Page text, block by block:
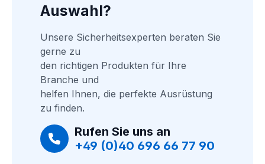
Auswahl?
Unsere Sicherheitsexperten beraten Sie
gerne zu
den richtigen Produkten für Ihre
Branche und
helfen Ihnen, die perfekte Ausrüstung
zu finden.
Rufen Sie uns an
+49 (0)40 696 66 77 90